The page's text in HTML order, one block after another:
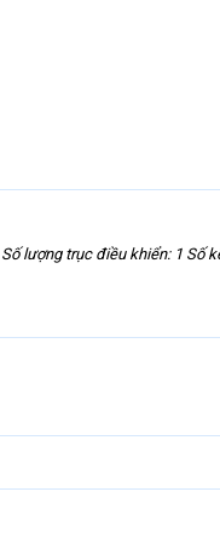
lượng trục điều khiển: 1 Số